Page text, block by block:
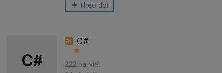
Theo dõi
C#
222 bài viết